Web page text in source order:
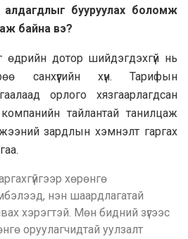
бууруулах боломж
байна вэ?
дотор шийдэгдэхгүй нь
санхүүгийн хүн. Тарифын
орлого хязгаарлагдсан
тайлантай танилцаж
зардлын хэмнэлт гаргах
хөрөнгө
нэн шаардлагатай
хэрэгтэй. Мөн бидний зүгээс
оруулагчидтай уулзалт